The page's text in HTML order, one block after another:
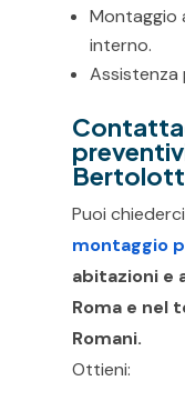
Montaggio
interno.
Assistenza
Puoi
montaggio
abitazioni e
Roma e nel
Romani.
Ottieni: